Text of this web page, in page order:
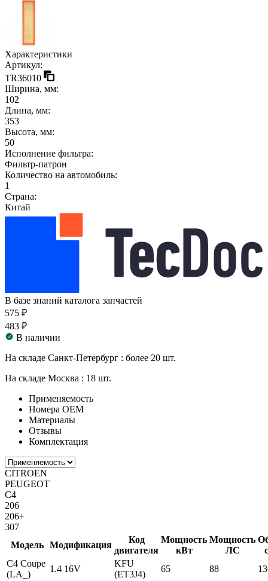
Характеристики
Артикул:
TR36010
Ширина, мм:
102
Длина, мм:
353
Высота, мм:
50
Исполнение фильтра:
Фильтр-патрон
Количество на автомобиль:
1
Страна:
Китай
В базе знаний каталога запчастей
575 ₽
483 ₽
В наличии
На складе Санкт-Петербург : более 20 шт.
На складе Москва : 18 шт.
Применяемость
Номера ОЕМ
Материалы
Отзывы
Комплектация
CITROEN
PEUGEOT
C4
206
206+
307
Модель
Модификация
Код
двигателя
Мощность
кВт
Мощность
ЛС
C4 Coupe
(LA_)
1.4 16V
KFU
(ET3J4)
65 88